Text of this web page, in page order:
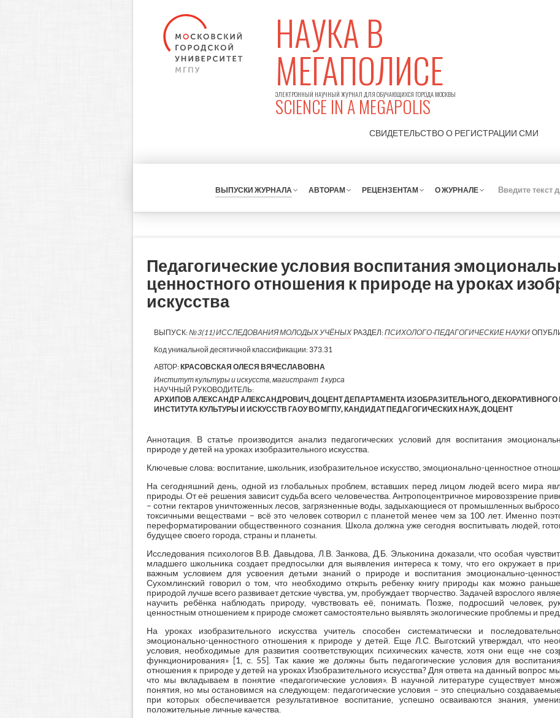
НАУКА В
МЕГАПОЛИСЕ
ЭЛЕКТРОННЫЙ НАУЧНЫЙ ЖУРНАЛ ДЛЯ ОБУЧАЮЩИХСЯ ГОРОДА МОСКВЫ
SCIENCE IN A MEGAPOLIS
СВИДЕТЕЛЬСТВО О РЕГИСТРАЦИИ СМИ
ВЫПУСКИ ЖУРНАЛА АВТОРАМ РЕЦЕНЗЕНТАМ О ЖУРНАЛЕ
Педагогические условия воспитания
ценностного отношения к природе на уроках
искусства
ВЫПУСК:№3(11) ИССЛЕДОВАНИЯ МОЛОДЫХ УЧЁНЫХ РАЗДЕЛ:ПСИХОЛОГО-ПЕДАГОГИЧЕСКИЕ НАУКИ
Код уникальной десятичной классификации: 373.31
АВТОР: КРАСОВСКАЯ ОЛЕСЯ ВЯЧЕСЛАВОВНА
Институт культуры и искусств, магистрант 1 курса
НАУЧНЫЙ РУКОВОДИТЕЛЬ:
АРХИПОВ АЛЕКСАНДР АЛЕКСАНДРОВИЧ, ДОЦЕНТ ДЕПАРТАМЕНТА ИЗОБРАЗИТЕЛЬНОГО, ДЕКОРАТИВНОГО
ИНСТИТУТА КУЛЬТУРЫ И ИСКУССТВ ГАОУ ВО МГПУ, КАНДИДАТ ПЕДАГОГИЧЕСКИХ НАУК, ДОЦЕНТ
Аннотация. В статье производится анализ педагогических условий для воспитания
природе у детей на уроках изобразительного искусства.
Ключевые слова: воспитание, школьник, изобразительное искусство, эмоционально-ценностное
На сегодняшний день, одной из глобальных проблем, вставших перед лицом людей всего мира
природы. От её решения зависит судьба всего человечества. Антропоцентричное мировоззрение
– сотни гектаров уничтоженных лесов, загрязненные воды, задыхающиеся от промышленных
токсичными веществами – всё это человек сотворил с планетой менее чем за 100 лет. Именно
переформатировании общественного сознания. Школа должна уже сегодня воспитывать людей,
будущее своего города, страны и планеты.
Исследования психологов В.В. Давыдова, Л.В. Занкова, Д.Б. Эльконина доказали, что особая
младшего школьника создает предпосылки для выявления интереса к тому, что его окружает в
важным условием для усвоения детьми знаний о природе и воспитания эмоционально-
Сухомлинский говорил о том, что необходимо открыть ребенку книгу природы как можно
природой лучше всего развивает детские чувства, ум, пробуждает творчество. Задачей взрослого
научить ребёнка наблюдать природу, чувствовать её, понимать. Позже, подросший человек,
ценностным отношением к природе сможет самостоятельно выявлять экологические проблемы и
На уроках изобразительного искусства учитель способен систематически и
эмоционально-ценностного отношения к природе у детей. Еще Л.С. Выготский утверждал, что
условия, необходимые для развития соответствующих психических качеств, хотя они еще «не
функционирования» [1, с. 55]. Так какие же должны быть педагогические условия для
отношения к природе у детей на уроках Изобразительного искусства? Для ответа на данный вопрос
что мы вкладываем в понятие «педагогические условия». В научной литературе существует
понятия, но мы остановимся на следующем: педагогические условия – это специально создаваемые
при которых обеспечивается результативное воспитание, успешно осваиваются знания,
положительные личные качества.